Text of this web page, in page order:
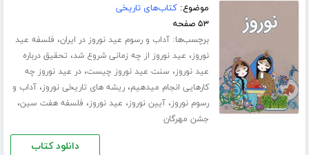
موضوع:کتاب‌های تاریخی
۵۳ صفحه
برچسب‌ها:آداب و رسوم عید نوروز در ایران، فلسفه عید
نوروز، عید نوروز از چه زمانی شروع شد، تحقیق درباره
عید نوروز، سنت عید نوروز چیست،در عید نوروز چه
کارهایی انجام میدهیم،ریشه های تاریخی نوروز،آداب و
رسوم نوروز،آیین نوروز، عید نوروز، فلسفه هفت سین،
جشن مهرگان
دانلود کتاب